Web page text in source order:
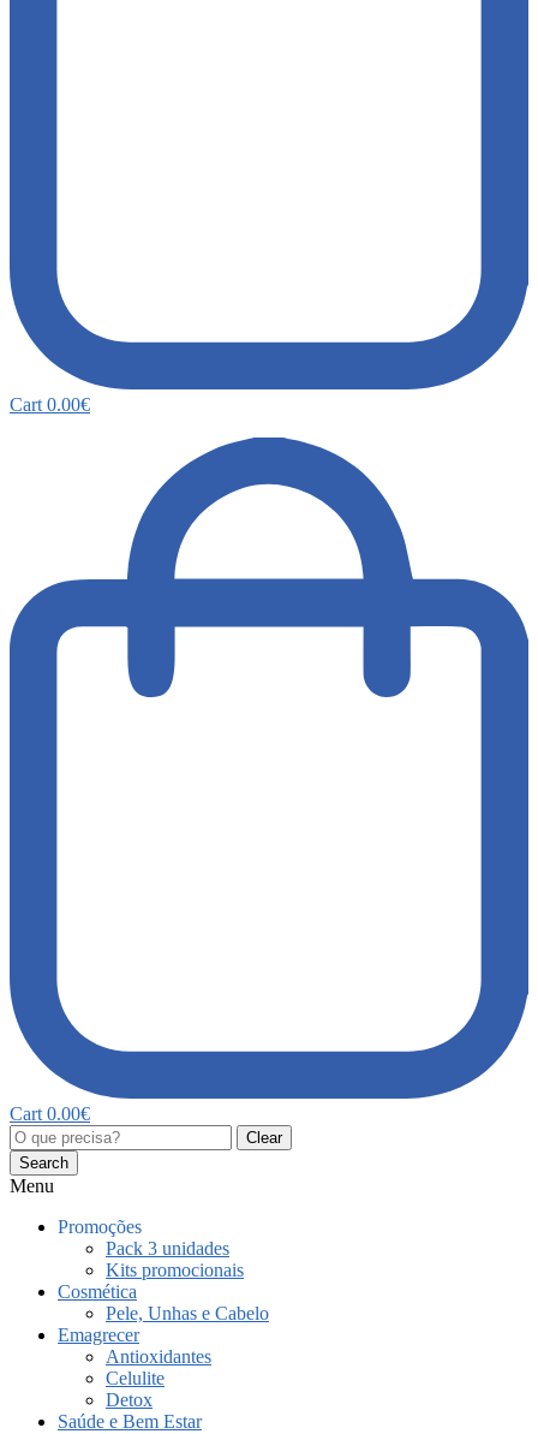
Cart 0.00€
Cart 0.00€
Clear
Search
Menu
Promoções
Pack 3 unidades
Kits promocionais
Cosmética
Pele, Unhas e Cabelo
Emagrecer
Antioxidantes
Celulite
Detox
Saúde e Bem Estar